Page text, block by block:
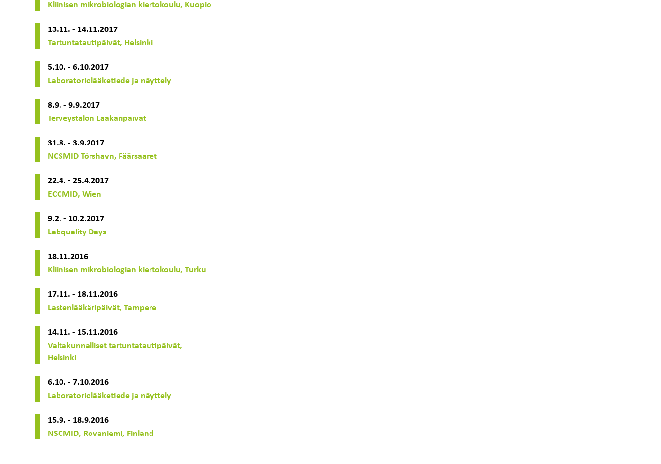
Kliinisen mikrobiologian kiertokoulu, Kuopio
13.11. - 14.11.2017
Tartuntatautipäivät, Helsinki
5.10. - 6.10.2017
Laboratoriolääketiede ja näyttely
8.9. - 9.9.2017
Terveystalon Lääkäripäivät
31.8. - 3.9.2017
NCSMID Tórshavn, Fäärsaaret
22.4. - 25.4.2017
ECCMID, Wien
9.2. - 10.2.2017
Labquality Days
18.11.2016
Kliinisen mikrobiologian kiertokoulu, Turku
17.11. - 18.11.2016
Lastenlääkäripäivät, Tampere
14.11. - 15.11.2016
Valtakunnalliset tartuntatautipäivät,
Helsinki
6.10. - 7.10.2016
Laboratoriolääketiede ja näyttely
15.9. - 18.9.2016
NSCMID, Rovaniemi, Finland